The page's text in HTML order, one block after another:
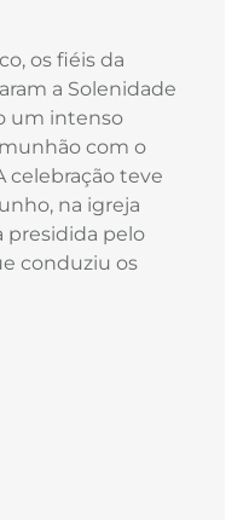
os fiéis da
a Solenidade
um intenso
com o
celebração teve
na igreja
presidida pelo
conduziu os